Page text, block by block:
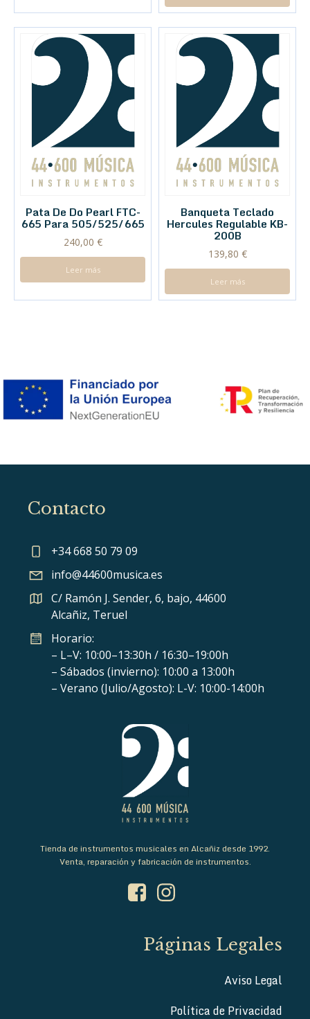
Pata De Do Pearl FTC-
665 Para 505/525/665
240,00 €
Leer más
Banqueta Teclado
Hercules Regulable KB-
200B
139,80 €
Leer más
Contacto
+34 668 50 79 09
info@44600musica.es
C/ Ramón J. Sender, 6, bajo, 44600
Alcañiz, Teruel
Horario:
– L–V: 10:00–13:30h / 16:30–19:00h
– Sábados (invierno): 10:00 a 13:00h
– Verano (Julio/Agosto): L-V: 10:00-14:00h
Tienda de instrumentos musicales en Alcañiz desde 1992.
Venta, reparación y fabricación de instrumentos.
Páginas Legales
Aviso Legal
Política de Privacidad